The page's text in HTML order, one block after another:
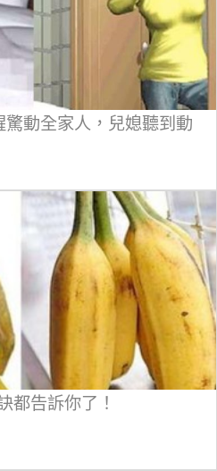
動全家人，兒媳聽到動
都告訴你了！